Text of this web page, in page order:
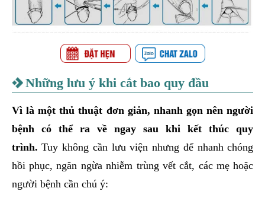
Những lưu ý khi cắt bao quy đầu
Vì là một thủ thuật đơn giản, nhanh gọn nên người
bệnh có thể ra về ngay sau khi kết thúc quy
trình. Tuy không cần lưu viện nhưng để nhanh chóng
hồi phục, ngăn ngừa nhiễm trùng vết cắt, các mẹ hoặc
người bệnh cần chú ý: